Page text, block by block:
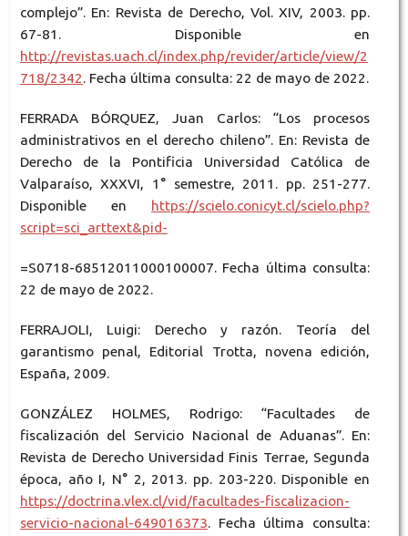
complejo”. En: Revista de Derecho, Vol. XIV, 2003. pp.
67-81. Disponible en
http://revistas.uach.cl/index.php/revider/article/view/2
718/2342. Fecha última consulta: 22 de mayo de 2022.
FERRADA BÓRQUEZ, Juan Carlos: “Los procesos
administrativos en el derecho chileno”. En: Revista de
Derecho de la Pontificia Universidad Católica de
Valparaíso, XXXVI, 1° semestre, 2011. pp. 251-277.
Disponible en https://scielo.conicyt.cl/scielo.php?
script=sci_arttext&pid-
=S0718-68512011000100007. Fecha última consulta:
22 de mayo de 2022.
FERRAJOLI, Luigi: Derecho y razón. Teoría del
garantismo penal, Editorial Trotta, novena edición,
España, 2009.
GONZÁLEZ HOLMES, Rodrigo: “Facultades de
fiscalización del Servicio Nacional de Aduanas”. En:
Revista de Derecho Universidad Finis Terrae, Segunda
época, año I, N° 2, 2013. pp. 203-220. Disponible en
https://doctrina.vlex.cl/vid/facultades-fiscalizacion-
servicio-nacional-649016373. Fecha última consulta: